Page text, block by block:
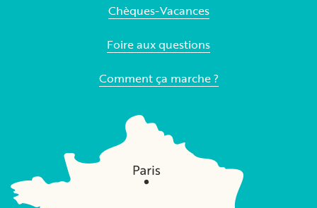
Chèques-Vacances
Foire aux questions
Comment ça marche ?